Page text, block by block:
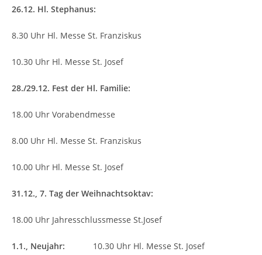
26.12. Hl. Stephanus:
8.30 Uhr Hl. Messe St. Franziskus
10.30 Uhr Hl. Messe St. Josef
28./29.12. Fest der Hl. Familie:
18.00 Uhr Vorabendmesse
8.00 Uhr Hl. Messe St. Franziskus
10.00 Uhr Hl. Messe St. Josef
31.12., 7. Tag der Weihnachtsoktav:
18.00 Uhr Jahresschlussmesse St.Josef
1.1., Neujahr: 10.30 Uhr Hl. Messe St. Josef